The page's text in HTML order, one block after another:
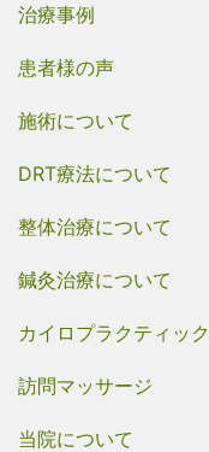
治療事例
患者様の声
施術について
DRT療法について
整体治療について
鍼灸治療について
カイロプラクティック
訪問マッサージ
当院について